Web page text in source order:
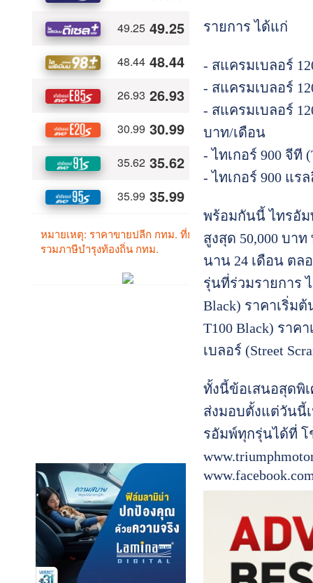
รายการ ได้แก่
- สแครมเบลอร์
- สแครมเบลอร์
- สแครมเบลอร์
บาท/เดือน
- ไทเกอร์ 900 จีที
- ไทเกอร์ 900 แร
พร้อมกันนี้ ไทรอัม
สูงสุด 50,000 บา
นาน 24 เดือน ตล
รุ่นที่ร่วมรายการ
Black) ราคาเริ่ม
T100 Black) ราค
เบลอร์ (Street
ทั้งนี้ข้อเสนอสุดพิ
ส่งมอบตั้งแต่วันนี้
รอัมพ์ทุกรุ่นได้ที่ โ